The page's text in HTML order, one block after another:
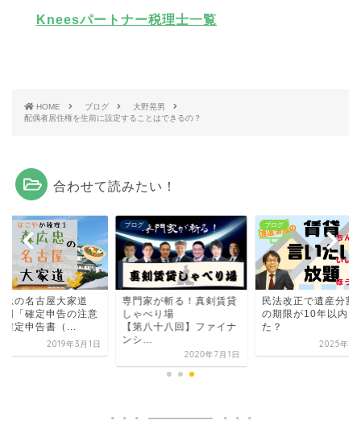
Kneesパートナー税理士一覧
HOME ブログ
大野晃男
配偶者居住権を生前に設定することはできるの？
合わせて読みたい！
忠の名古屋大家道
回「確定申告の注意
確定申告書（...
2019年3月1日
ブログ
専門家が斬る！真剣賃貸
しゃべり場
【第八十八回】ファイナ
ンシ...
2020年7月1日
ブログ
民法改正で遺産分割
の期限が10年以内に
た？
2025年9